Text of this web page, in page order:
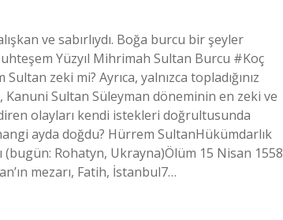
ve sabırlıydı. Boğa burcu bir şeyler
Yüzyıl Mihrimah Sultan Burcu #Koç
zeki mi? Ayrıca, yalnızca topladığınız
Sultan Süleyman döneminin en zeki ve
olayları kendi istekleri doğrultusunda
ayda doğdu? Hürrem SultanHükümdarlık
(bugün: Rohatyn, Ukrayna)Ölüm 15 Nisan 1558
mezarı, Fatih, İstanbul7…